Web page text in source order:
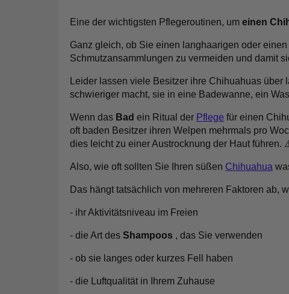
Eine der wichtigsten Pflegeroutinen, um einen
Ganz gleich, ob Sie einen langhaarigen oder einen
Schmutzansammlungen zu vermeiden und damit
Leider lassen viele Besitzer ihre Chihuahuas
schwieriger macht, sie in eine Badewanne, ein
Wenn das Bad ein Ritual der Pflege für einen
oft baden Besitzer ihren Welpen mehrmals pro
dies leichtzu einer Austrocknung der Haut führen.
Also, wie oft sollten Sie Ihren süßen Chihuahua
Das hängt tatsächlich von mehreren Faktoren ab,
- ihr Aktivitätsniveau im Freien
- die Art des Shampoos , das Sie verwenden
- ob sie langes oder kurzes Fell haben
- die Luftqualität in Ihrem Zuhause